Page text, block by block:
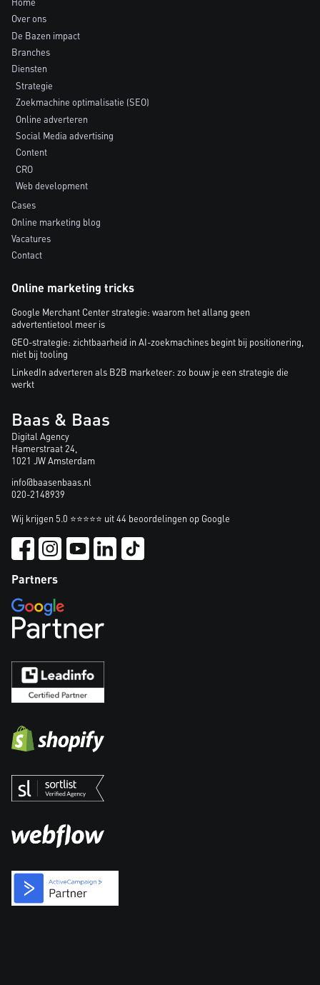
Over ons
De Bazen impact
Branches
Diensten
Strategie
Zoekmachine optimalisatie (SEO)
Online adverteren
Social Media advertising
Content
CRO
Web development
Cases
Online marketing blog
Vacatures
Contact
Online marketing tricks
Google Merchant Center strategie: waarom het allang geen
advertentietool meer is
GEO-strategie: zichtbaarheid in AI-zoekmachines begint bij positionering,
niet bij tooling
LinkedIn adverteren als B2B marketeer: zo bouw je een strategie die
werkt
Baas & Baas
Digital Agency
Hamerstraat 24,
1021 JW Amsterdam
info@baasenbaas.nl
020-2148939
Wij krijgen 5.0 ⭐⭐⭐⭐⭐ uit 44 beoordelingen op Google
Partners